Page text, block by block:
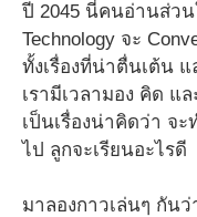
ปี 2045 นี่คนอ่านส่ว
Technology จะ
ทั้งเรื่องที่น่าตื่นเต้น
เรามีเวลามอง คิด แ
เป็นเรื่องน่าคิดว่า จะ
ไป ลูกจะเรียนอะไรดี
มาลองกาวเล่นๆ กันว่